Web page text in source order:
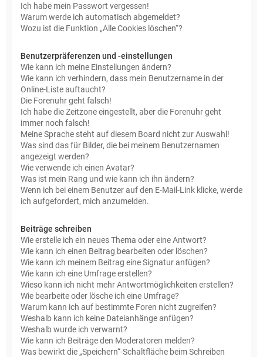
Ich habe mein Passwort vergessen!
Warum werde ich automatisch abgemeldet?
Wozu ist die Funktion „Alle Cookies löschen“?
Benutzerpräferenzen und -einstellungen
Wie kann ich meine Einstellungen ändern?
Wie kann ich verhindern, dass mein Benutzername in der
Online-Liste auftaucht?
Die Forenuhr geht falsch!
Ich habe die Zeitzone eingestellt, aber die Forenuhr geht
immer noch falsch!
Meine Sprache steht auf diesem Board nicht zur Auswahl!
Was sind das für Bilder, die bei meinem Benutzernamen
angezeigt werden?
Wie verwende ich einen Avatar?
Was ist mein Rang und wie kann ich ihn ändern?
Wenn ich bei einem Benutzer auf den E-Mail-Link klicke, werde
ich aufgefordert, mich anzumelden.
Beiträge schreiben
Wie erstelle ich ein neues Thema oder eine Antwort?
Wie kann ich einen Beitrag bearbeiten oder löschen?
Wie kann ich meinem Beitrag eine Signatur anfügen?
Wie kann ich eine Umfrage erstellen?
Wieso kann ich nicht mehr Antwortmöglichkeiten erstellen?
Wie bearbeite oder lösche ich eine Umfrage?
Warum kann ich auf bestimmte Foren nicht zugreifen?
Weshalb kann ich keine Dateianhänge anfügen?
Weshalb wurde ich verwarnt?
Wie kann ich Beiträge den Moderatoren melden?
Was bewirkt die „Speichern“-Schaltfläche beim Schreiben